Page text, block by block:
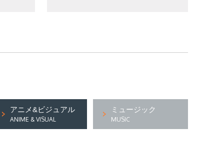
アニメ&ビジュアル
ANIME & VISUAL
ミュージック
MUSIC